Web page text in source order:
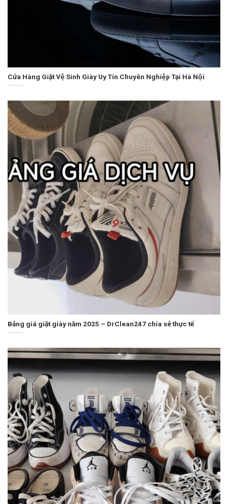
Cửa Hàng Giặt Vệ Sinh Giày Uy Tín Chuyên Nghiệp Tại Hà Nội
Bảng giá giặt giày năm 2025 – DrClean247 chia sẻ thực tế